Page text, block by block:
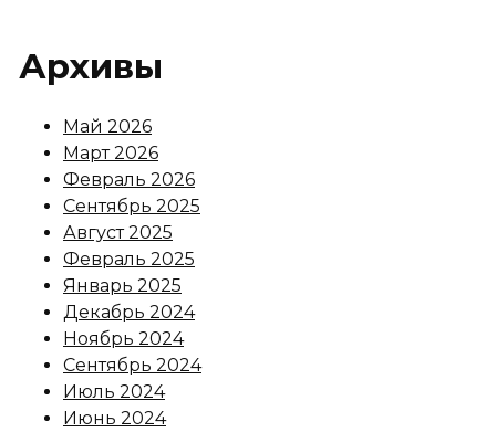
Архивы
Май 2026
Март 2026
Февраль 2026
Сентябрь 2025
Август 2025
Февраль 2025
Январь 2025
Декабрь 2024
Ноябрь 2024
Сентябрь 2024
Июль 2024
Июнь 2024